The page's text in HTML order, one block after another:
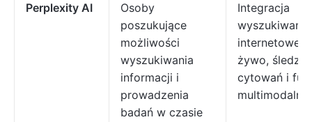
Perplexity AI
Osoby
poszukujące
możliwości
wyszukiwania
informacji i
prowadzenia
badań w czasie
Integracja
wyszukiwania
żywo,
cytowań i
multimodalne.